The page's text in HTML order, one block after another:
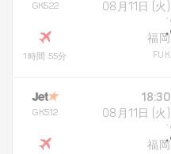
GK522
1時間 55分
08月11日 (火)
福岡
FUK
GK512
18:30
08月11日 (火)
福岡